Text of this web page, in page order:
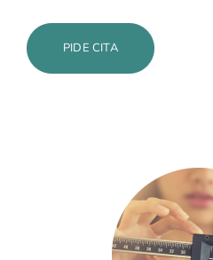
PIDE CITA